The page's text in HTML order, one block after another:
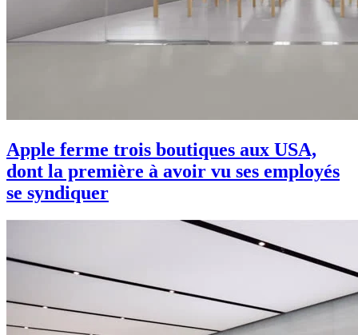
Apple ferme trois boutiques aux USA,
dont la première à avoir vu ses employés
se syndiquer